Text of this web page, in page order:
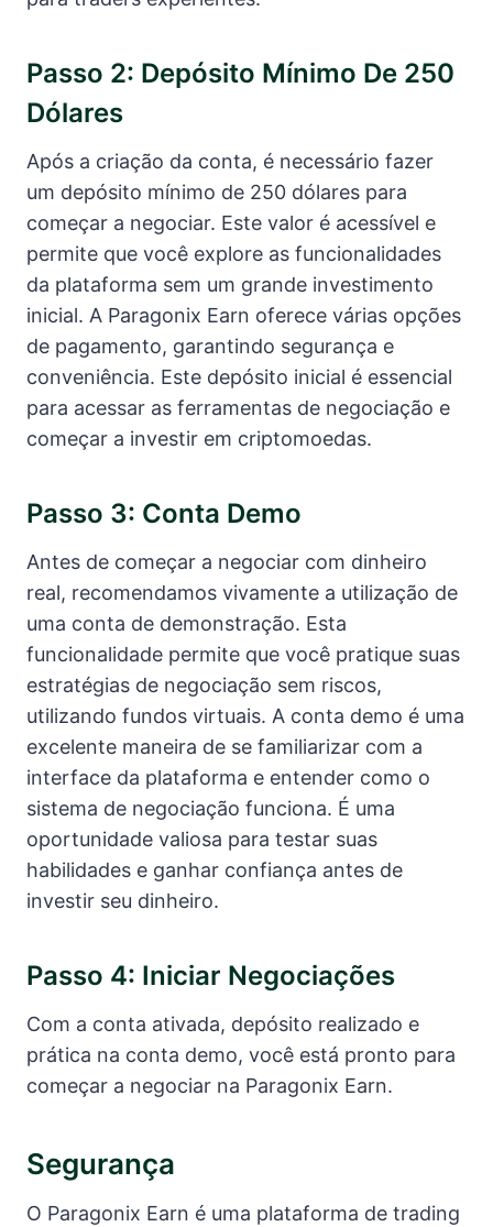
Passo 2: Depósito Mínimo De 250
Dólares
Após a criação da conta, é necessário fazer
um depósito mínimo de 250 dólares para
começar a negociar. Este valor é acessível e
permite que você explore as funcionalidades
da plataforma sem um grande investimento
inicial. A Paragonix Earn oferece várias opções
de pagamento, garantindo segurança e
conveniência. Este depósito inicial é essencial
para acessar as ferramentas de negociação e
começar a investir em criptomoedas.
Passo 3: Conta Demo
Antes de começar a negociar com dinheiro
real, recomendamos vivamente a utilização de
uma conta de demonstração. Esta
funcionalidade permite que você pratique suas
estratégias de negociação sem riscos,
utilizando fundos virtuais. A conta demo é uma
excelente maneira de se familiarizar com a
interface da plataforma e entender como o
sistema de negociação funciona. É uma
oportunidade valiosa para testar suas
habilidades e ganhar confiança antes de
investir seu dinheiro.
Passo 4: Iniciar Negociações
Com a conta ativada, depósito realizado e
prática na conta demo, você está pronto para
começar a negociar na Paragonix Earn.
Segurança
O Paragonix Earn é uma plataforma de trading